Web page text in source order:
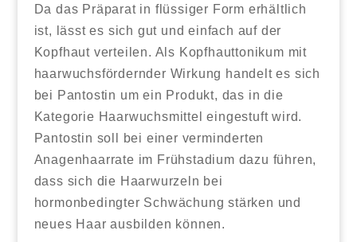
Da das Präparat in flüssiger Form erhältlich
ist, lässt es sich gut und einfach auf der
Kopfhaut verteilen. Als Kopfhauttonikum mit
haarwuchsfördernder Wirkung handelt es sich
bei Pantostin um ein Produkt, das in die
Kategorie Haarwuchsmittel eingestuft wird.
Pantostin soll bei einer verminderten
Anagenhaarrate im Frühstadium dazu führen,
dass sich die Haarwurzeln bei
hormonbedingter Schwächung stärken und
neues Haar ausbilden können.